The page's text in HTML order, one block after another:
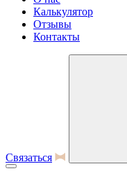
Калькулятор
Отзывы
Контакты
Связаться